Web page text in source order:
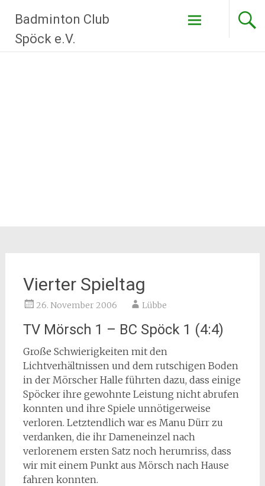
Inhalt
springen
Badminton Club
Spöck e.V.
Vierter Spieltag
26. November 2006 Lübbe
TV Mörsch 1 – BC Spöck 1 (4:4)
Große Schwierigkeiten mit den
Lichtverhältnissen und dem rutschigen Boden
in der Mörscher Halle führten dazu, dass einige
Spöcker ihre gewohnte Leistung nicht abrufen
konnten und ihre Spiele unnötigerweise
verloren. Letztendlich war es Manu Dürr zu
verdanken, die ihr Dameneinzel nach
verlorenem ersten Satz noch herumriss, dass
wir mit einem Punkt aus Mörsch nach Hause
fahren konnten.